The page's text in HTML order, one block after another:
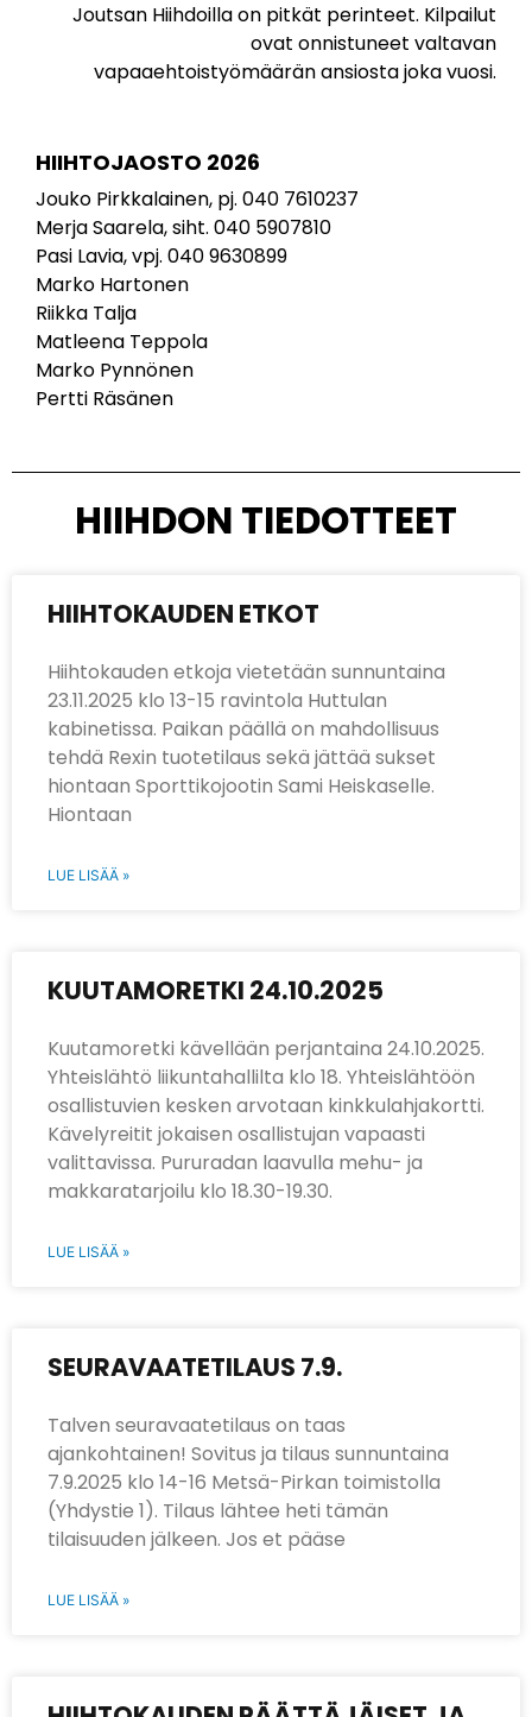
Joutsan Hiihdoilla on pitkät perinteet. Kilpailut
ovat onnistuneet valtavan
vapaaehtoistyömäärän ansiosta joka vuosi.
HIIHTOJAOSTO 2026
Jouko Pirkkalainen, pj. 040 7610237
Merja Saarela, siht. 040 5907810
Pasi Lavia, vpj. 040 9630899
Marko Hartonen
Riikka Talja
Matleena Teppola
Marko Pynnönen
Pertti Räsänen
HIIHDON TIEDOTTEET
HIIHTOKAUDEN ETKOT
Hiihtokauden etkoja vietetään sunnuntaina
23.11.2025 klo 13-15 ravintola Huttulan
kabinetissa. Paikan päällä on mahdollisuus
tehdä Rexin tuotetilaus sekä jättää sukset
hiontaan Sporttikojootin Sami Heiskaselle.
Hiontaan
LUE LISÄÄ »
KUUTAMORETKI 24.10.2025
Kuutamoretki kävellään perjantaina 24.10.2025.
Yhteislähtö liikuntahallilta klo 18. Yhteislähtöön
osallistuvien kesken arvotaan kinkkulahjakortti.
Kävelyreitit jokaisen osallistujan vapaasti
valittavissa. Pururadan laavulla mehu- ja
makkaratarjoilu klo 18.30-19.30.
LUE LISÄÄ »
SEURAVAATETILAUS 7.9.
Talven seuravaatetilaus on taas
ajankohtainen! Sovitus ja tilaus sunnuntaina
7.9.2025 klo 14-16 Metsä-Pirkan toimistolla
(Yhdystie 1). Tilaus lähtee heti tämän
tilaisuuden jälkeen. Jos et pääse
LUE LISÄÄ »